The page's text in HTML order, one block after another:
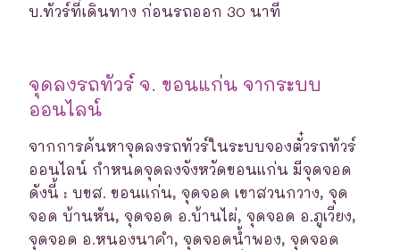
บ.ทัวร์ที่เดินทาง ก่อนรถออก 30 นาที
จุดลงรถทัวร์ จ. ขอนแก่น จากระบบ
ออนไลน์
จากการค้นหาจุดลงรถทัวร์ในระบบจองตั๋วรถทัวร์
ออนไลน์ กำหนดจุดลงจังหวัดขอนแก่น มีจุดจอด
ดังนี้ : บขส. ขอนแก่น, จุดจอด เขาสวนกวาง, จุด
จอด บ้านหัน, จุดจอด อ.บ้านไผ่, จุดจอด อ.ภูเวียง,
จุดจอด อ.หนองนาคำ, จุดจอดน้ำพอง, จุดจอด